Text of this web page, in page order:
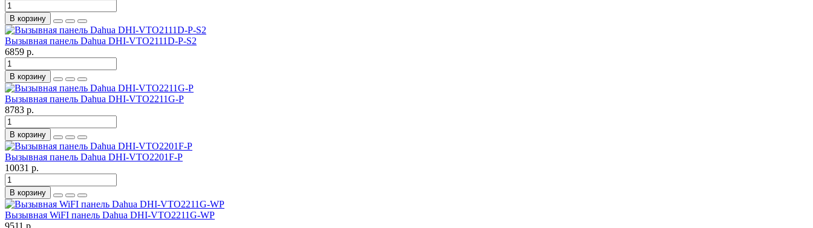
В корзину
Вызывная панель Dahua DHI-VTO2111D-P-S2
6859 р.
В корзину
Вызывная панель Dahua DHI-VTO2211G-P
8783 р.
В корзину
Вызывная панель Dahua DHI-VTO2201F-P
10031 р.
В корзину
Вызывная WiFI панель Dahua DHI-VTO2211G-WP